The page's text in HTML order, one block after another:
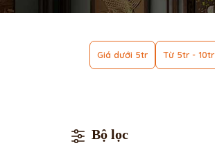
Giá dưới 5tr Từ 5tr - 10tr
Bộ lọc